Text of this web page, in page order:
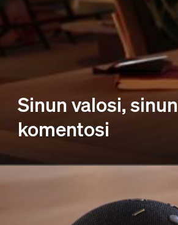
Sinun valosi, sinun
komentosi